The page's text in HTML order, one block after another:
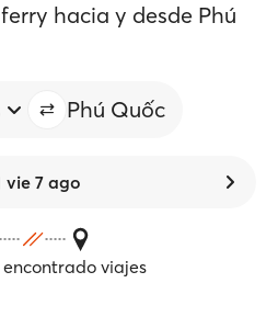
hacia y desde Phú
Phú Quốc
vie 7 ago
encontrado viajes